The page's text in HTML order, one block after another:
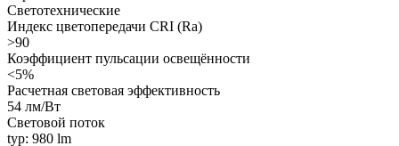
Светотехнические
Индекс цветопередачи CRI (Ra)
>90
Коэффициент пульсации освещённости
<5%
Расчетная световая эффективность
54 лм/Вт
Световой поток
typ: 980 lm